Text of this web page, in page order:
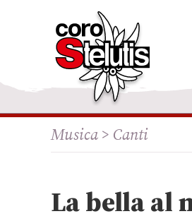
Musica > Canti
La bella al